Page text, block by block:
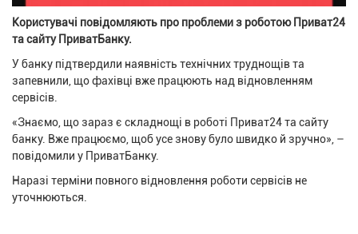
Користувачі повідомляють про проблеми з роботою Приват24
та сайту ПриватБанку.
У банку підтвердили наявність технічних труднощів та
запевнили, що фахівці вже працюють над відновленням
сервісів.
«Знаємо, що зараз є складнощі в роботі Приват24 та сайту
банку. Вже працюємо, щоб усе знову було швидко й зручно», –
повідомили у ПриватБанку.
Наразі терміни повного відновлення роботи сервісів не
уточнюються.